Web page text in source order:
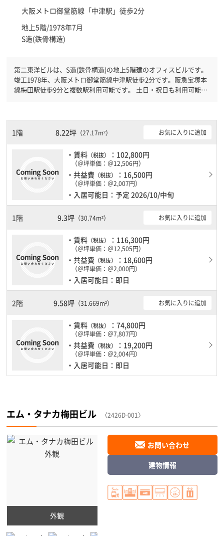
大阪メトロ御堂筋線「中津駅 」徒歩2分
地上5階/1978年7月
S造(鉄骨構造)
第二東洋ビルは、S造(鉄骨構造)の地上5階建のオフィスビルです。
竣工1978年、大阪メトロ御堂筋線中津駅徒歩2分です。阪急宝塚本
線梅田駅徒歩9分と複数駅利用可能です。 土日・祝日も利用可能に
1階 8.22坪（27.17m²） お気に入りに追加
・賃料 （税抜） ：102,800円
（＠坪単価：＠12,506円）
・共益費 （税抜） ：16,500円
（＠坪単価：＠2,007円）
・入居可能日：予定 2026/10/中旬
1階 9.3坪（30.74m²） お気に入りに追加
・賃料 （税抜） ：116,300円
（＠坪単価：＠12,505円）
・共益費 （税抜） ：18,600円
（＠坪単価：＠2,000円）
・入居可能日：即日
2階 9.58坪 （31.669m²） お気に入りに追加
・賃料 （税抜） ：74,800円
（＠坪単価：＠7,807円）
・共益費 （税抜） ：19,200円
（＠坪単価：＠2,004円）
・入居可能日：即日
エム・タナカ梅田ビル 〈2426D-001〉
外観
お問い合わせ
建物情報